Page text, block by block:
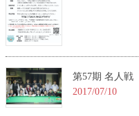
第57期 名人戦
2017/07/10